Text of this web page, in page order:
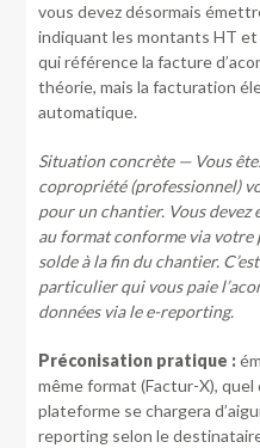
vous devez désormais
indiquant les montants HT
qui référence la facture
théorie, mais la facturation
automatique.
Situation concrète — Vous
copropriété (professionnel)
pour un chantier. Vous devez
au format conforme via votre
solde à la fin du chantier.
particulier qui vous paie
données via le e-reporting.
Préconisation pratique :
même format (Factur-X),
plateforme se chargera
reporting selon le